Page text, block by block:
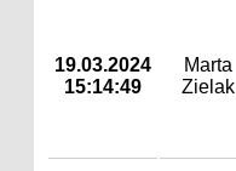
19.03.2024
15:14:49
Marta
Zielak